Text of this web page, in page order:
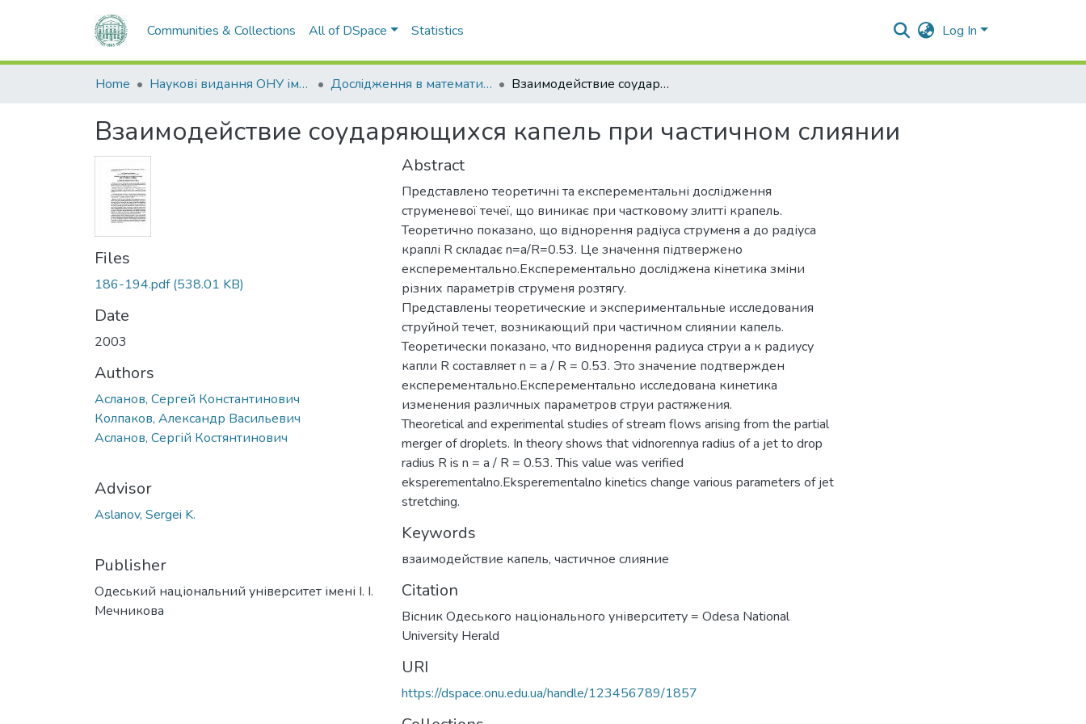
Communities & Collections All of DSpace Statistics Log In
Home Наукові видання ОНУ імені І. І. Мечникова Дослiдження в математицi i механiцi Взаимодействие соударяющихся капель при частичном слиянии
Взаимодействие соударяющихся капель при частичном слиянии
Files
186-194.pdf(538.01 KB)
Date
2003
Authors
Асланов, Сергей Константинович
Колпаков, Александр Васильевич
Асланов, Сергій Костянтинович
Advisor
Aslanov, Sergei K.
Publisher
Одеський національний університет імені І. І.
Мечникова
Abstract
Представлено теоретичні та експерементальні дослідження
струменевої течеї, що виникає при частковому злитті крапель.
Теоретично показано, що віднорення радіуса струменя a до радіуса
краплі R складає n=a/R=0.53. Це значення підтвержено
експерементально.Експерементально досліджена кінетика зміни
різних параметрів струменя розтягу.
Представлены теоретические и экспериментальные исследования
струйной течет, возникающий при частичном слиянии капель.
Теоретически показано, что виднорення радиуса струи a к радиусу
капли R составляет n = a / R = 0.53. Это значение подтвержден
експерементально.Експерементально исследована кинетика
изменения различных параметров струи растяжения.
Theoretical and experimental studies of stream flows arising from the partial
merger of droplets. In theory shows that vidnorennya radius of a jet to drop
radius R is n = a / R = 0.53. This value was verified
eksperementalno.Eksperementalno kinetics change various parameters of jet
stretching.
Keywords
взаимодействие капель, частичное слияние
Citation
Вісник Одеського національного університету = Odesa National
University Herald
URI
https://dspace.onu.edu.ua/handle/123456789/1857